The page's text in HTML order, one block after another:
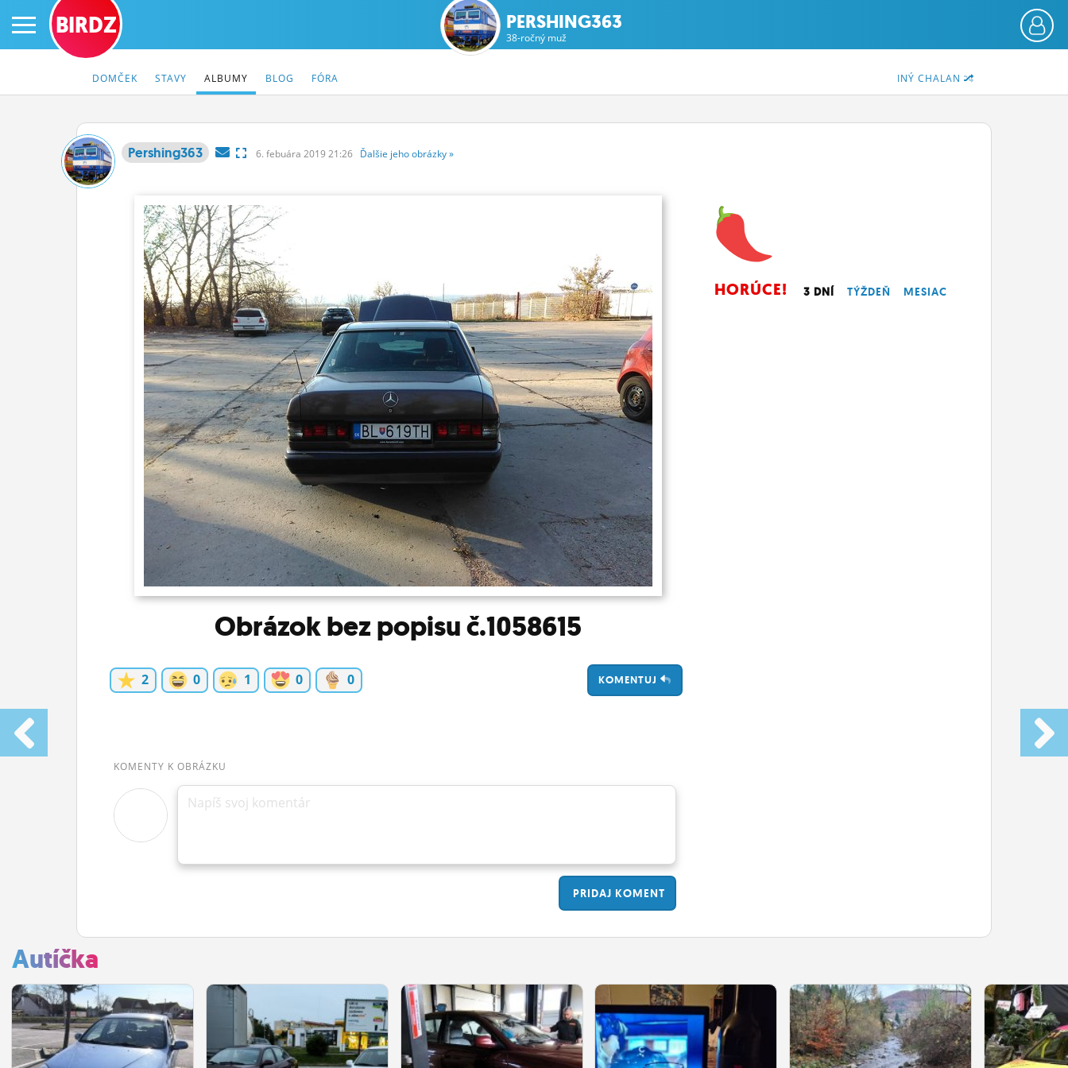
PRIHLÁS SA
BIRDZ PERSHING363
38-ročný muž
INÝ CHALAN
DOMČEK STAVY ALBUMY BLOG FÓRA
Pershing363 6. febuára 2019 21:26 Ďalšie jehoobrázky»
Obrázok bez popisu č.1058615
2 0 1 0 0 KOMENTUJ
KOMENTY K OBRÁZKU
Napíš svoj komentár
PRIDAJ KOMENT
HORÚCE! 3 DNÍ TÝŽDEŇ MESIAC
Autíčka